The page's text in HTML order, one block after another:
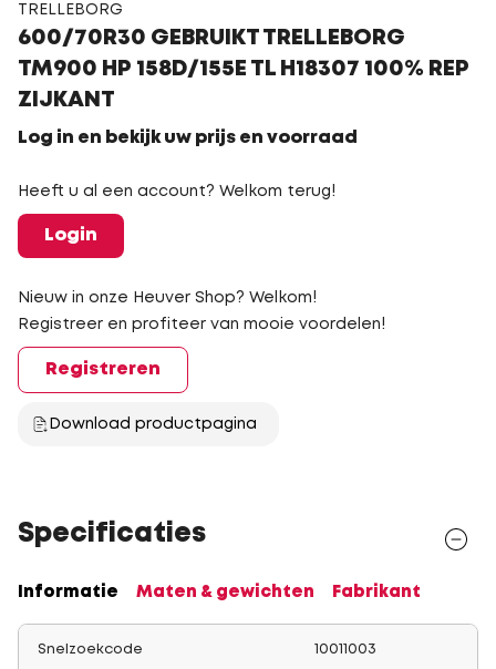
TRELLEBORG
600/70R30 GEBRUIKT TRELLEBORG
TM900 HP 158D/155E TL H18307 100% REP
ZIJKANT
Log in en bekijk uw prijs en voorraad
Heeft u al een account? Welkom terug!
Login
Nieuw in onze Heuver Shop? Welkom!
Registreer en profiteer van mooie voordelen!
Registreren
Download productpagina
Specificaties
Informatie Maten & gewichten Fabrikant
Snelzoekcode 10011003